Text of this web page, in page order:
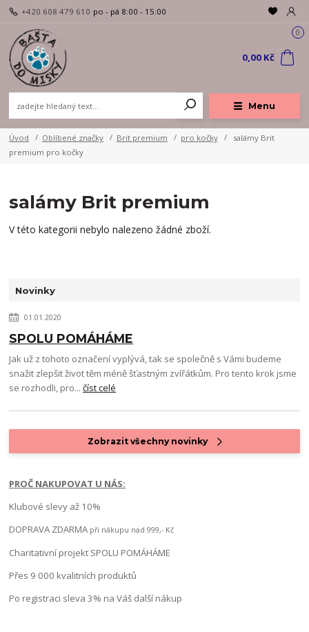
Menu
+420 608 479 610 po - pá 8:00 - 15:00
0
0,00 Kč
Úvod Oblíbené značky Brit premium pro kočky
salámy Brit
premium pro kočky
salámy Brit premium
V této kategorii nebylo nalezeno žádné zboží.
Novinky
01.01.2020
SPOLU POMÁHÁME
Jak už z tohoto označení vyplývá, tak se společně s Vámi budeme
snažit zlepšit život těm méně šťastným zvířátkům. Pro tento krok jsme
se rozhodli, pro...číst celé
Zobrazit všechny novinky
PROČ NAKUPOVAT U NÁS:
Klubové slevy až 10%
DOPRAVA ZDARMA při nákupu nad 999,- Kč
Charitativní projekt SPOLU POMÁHÁME
Přes 9 000 kvalitních produktů
Po registraci sleva 3% na Váš další nákup